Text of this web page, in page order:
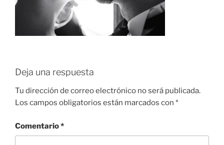
Deja una respuesta
Tu dirección de correo electrónico no será publicada.
Los campos obligatorios están marcados con *
Comentario*